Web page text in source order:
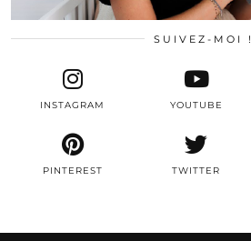
SUIVEZ-MOI !
TWITTER
INSTAGRAM
PINTEREST
YOUTUBE